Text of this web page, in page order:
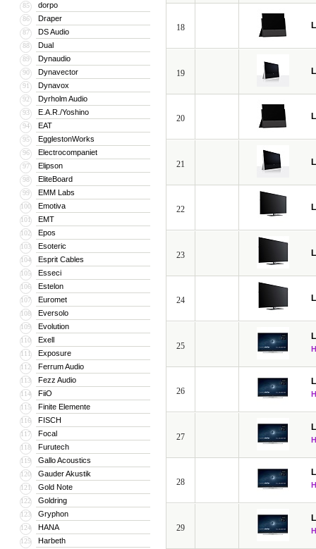
85 dorpo
86 Draper
87 DS Audio
88 Dual
89 Dynaudio
90 Dynavector
91 Dynavox
92 Dyrholm Audio
93 E.A.R./Yoshino
94 EAT
95 EgglestonWorks
96 Electrocompaniet
97 Elipson
98 EliteBoard
99 EMM Labs
100 Emotiva
101 EMT
102 Epos
103 Esoteric
104 Esprit Cables
105 Esseci
106 Estelon
107 Euromet
108 Eversolo
109 Evolution
110 Exell
111 Exposure
112 Ferrum Audio
113 Fezz Audio
114 FiiO
115 Finite Elemente
116 FISCH
117 Focal
118 Furutech
119 Gallo Acoustics
120 Gauder Akustik
121 Gold Note
122 Goldring
123 Gryphon
124 HANA
125 Harbeth
18
19
20
21
22
23
24
25
26
27
28
29